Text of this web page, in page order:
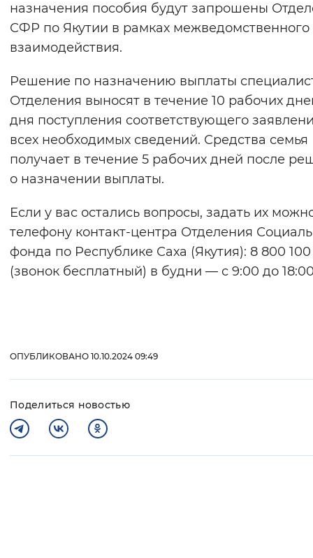
назначения пособия будут запрошены
СФР по Якутии в рамках межведомственного
взаимодействия.
Решение по назначению выплаты
Отделения выносят в течение 10 рабочих
дня поступления соответствующего
всех необходимых сведений. Средства семья
получает в течение 5 рабочих дней после
о назначении выплаты.
Если у вас остались вопросы, задать их
телефону контакт-центра Отделения
фонда по Республике Саха (Якутия): 8 800
(звонок бесплатный) в будни — с 9:00 до
ОПУБЛИКОВАНО 10.10.2024 09:49
Поделиться новостью